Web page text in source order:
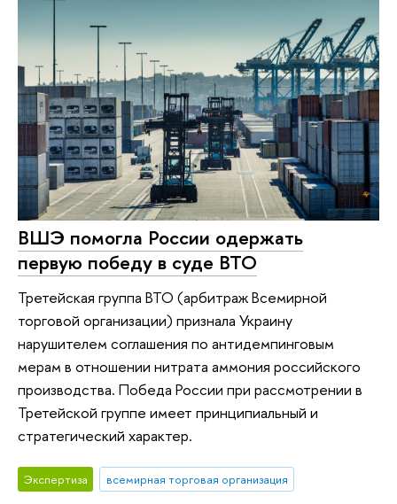
ВШЭ помогла России одержать
первую победу в суде ВТО
Третейская группа ВТО (арбитраж Всемирной
торговой организации) признала Украину
нарушителем соглашения по антидемпинговым
мерам в отношении нитрата аммония российского
производства. Победа России при рассмотрении в
Третейской группе имеет принципиальный и
стратегический характер.
Экспертиза всемирная торговая организация